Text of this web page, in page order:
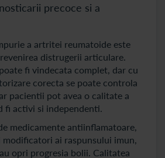
precoce si a
a artritei reumatoide este
distrugerii articulare.
fi vindecata complet, dar cu
corecta se poate controla
pacientii pot avea o calitate a
fi activi si independenti.
medicamente antiinflamatoare,
ai raspunsului imun,
opri progresia bolii. Calitatea